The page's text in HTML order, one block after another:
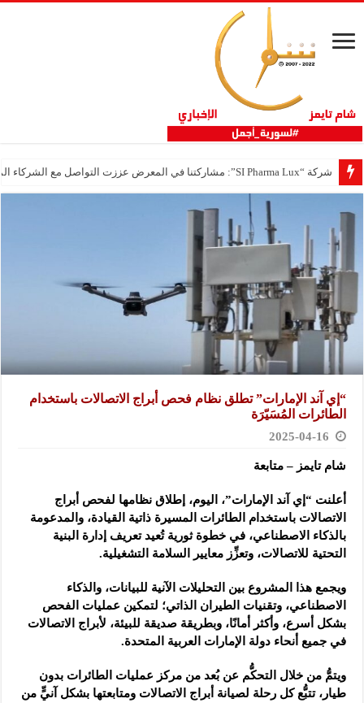
شركة “SI Pharma Lux”: مشاركتنا في المعرض عززت التواصل مع الشركاء المحليين والدوليين
“إي آند الإمارات” تطلق نظام فحص أبراج الاتصالات باستخدام
الطائرات المُسَيّرَة
2025-04-16
شام تايمز – متابعة
أعلنت “إي آند الإمارات”، اليوم، إطلاق نظامها لفحص أبراج
الاتصالات باستخدام الطائرات المسيرة ذاتية القيادة، والمدعومة
بالذكاء الاصطناعي، في خطوة ثورية تُعيد تعريف إدارة البنية
التحتية للاتصالات، وتعزِّز معايير السلامة التشغيلية.
ويجمع هذا المشروع بين التحليلات الآنية للبيانات، والذكاء
الاصطناعي، وتقنيات الطيران الذاتي؛ لتمكين عمليات الفحص
بشكل أسرع، وأكثر أمانًا، وبطريقة صديقة للبيئة، لأبراج الاتصالات
في جميع أنحاء دولة الإمارات العربية المتحدة.
ويتمُّ من خلال التحكُّم عن بُعد من مركز عمليات الطائرات بدون
طيار، تتبُّع كل رحلة لصيانة أبراج الاتصالات ومتابعتها بشكل آنيٍّ من